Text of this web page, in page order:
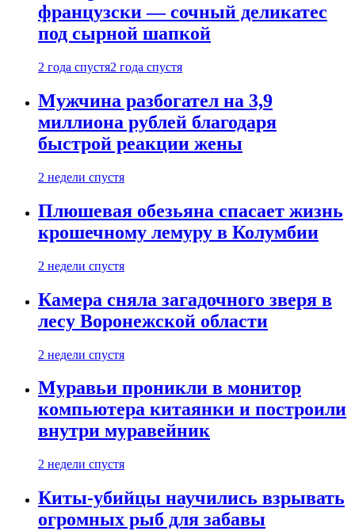
французски — сочный деликатес
под сырной шапкой
2 года спустя2 года спустя
Мужчина разбогател на 3,9
миллиона рублей благодаря
быстрой реакции жены
2 недели спустя
Плюшевая обезьяна спасает жизнь
крошечному лемуру в Колумбии
2 недели спустя
Камера сняла загадочного зверя в
лесу Воронежской области
2 недели спустя
Муравьи проникли в монитор
компьютера китаянки и построили
внутри муравейник
2 недели спустя
Киты-убийцы научились взрывать
огромных рыб для забавы